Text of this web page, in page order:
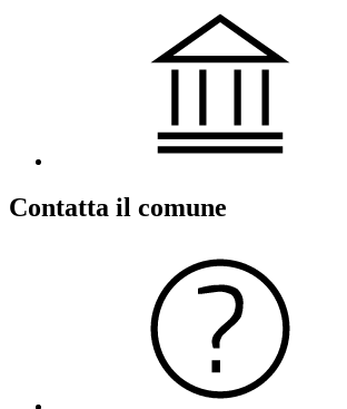
Contatta il comune